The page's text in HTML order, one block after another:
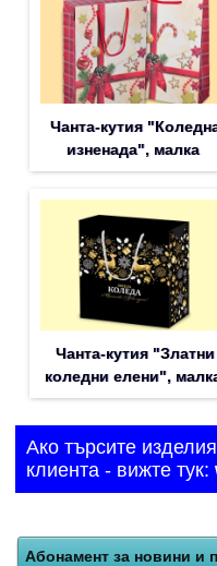
Чанта-кутия
изненада", малка
Чанта-кутия "Златни
коледни елени",
Ако търсите
клиента - вижте тук: